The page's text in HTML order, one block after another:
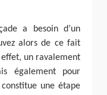
a besoin d’un
alors de ce fait
un ravalement
également pour
une étape